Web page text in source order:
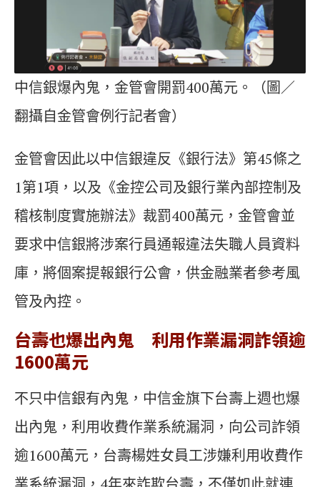
中信銀爆內鬼，金管會開罰400萬元。（圖／
翻攝自金管會例行記者會）
金管會因此以中信銀違反《銀行法》第45條之
1第1項，以及《金控公司及銀行業內部控制及
稽核制度實施辦法》裁罰400萬元，金管會並
要求中信銀將涉案行員通報違法失職人員資料
庫，將個案提報銀行公會，供金融業者參考風
管及內控。
台壽也爆出內鬼 利用作業漏洞詐領逾
1600萬元
不只中信銀有內鬼，中信金旗下台壽上週也爆
出內鬼，利用收費作業系統漏洞，向公司詐領
逾1600萬元，台壽楊姓女員工涉嫌利用收費作